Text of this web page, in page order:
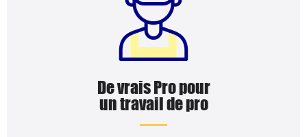
De vrais Pro pour
un travail de pro